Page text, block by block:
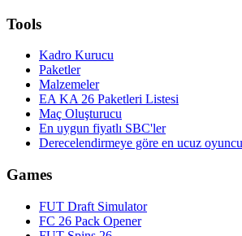
Tools
Kadro Kurucu
Paketler
Malzemeler
EA KA 26 Paketleri Listesi
Maç Oluşturucu
En uygun fiyatlı SBC'ler
Derecelendirmeye göre en ucuz
Games
FUT Draft Simulator
FC 26 Pack Opener